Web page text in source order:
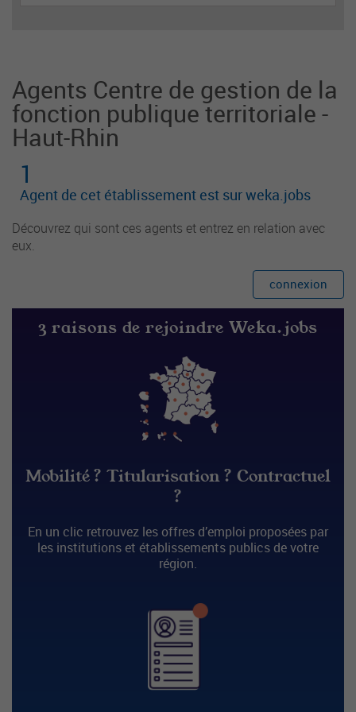
Agents Centre de gestion de la
fonction publique territoriale -
Haut-Rhin
1
Agent de cet établissement est sur weka.jobs
Découvrez qui sont ces agents et entrez en relation avec
eux.
connexion
3 raisons de rejoindre Weka.jobs
Mobilité ? Titularisation ? Contractuel
?
En un clic retrouvez les offres d’emploi proposées par
les institutions et établissements publics de votre
région.